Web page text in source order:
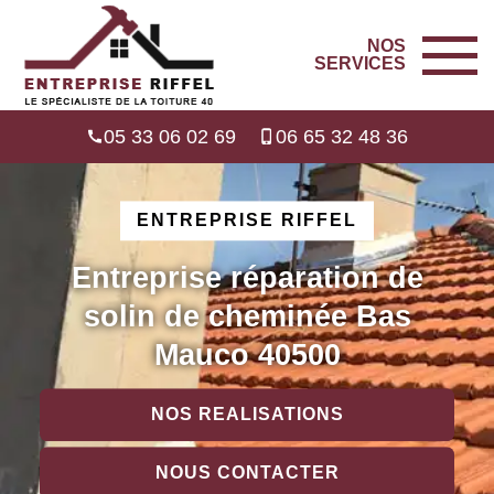
NOS
SERVICES
05 33 06 02 69 06 65 32 48 36
ENTREPRISE RIFFEL
Entreprise réparation de
solin de cheminée Bas
Mauco 40500
NOS REALISATIONS
NOUS CONTACTER